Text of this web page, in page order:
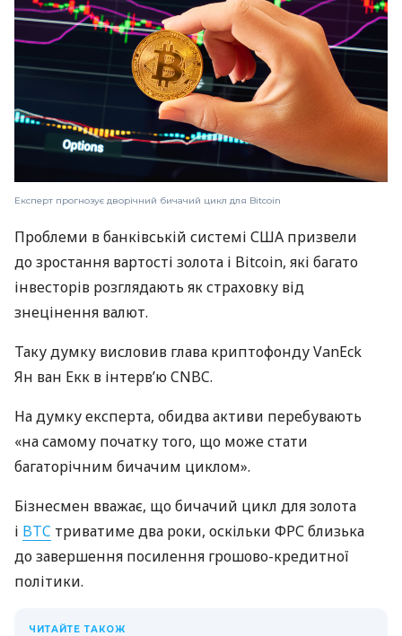
Експерт прогнозує дворічний бичачий цикл для Bitcoin
Проблеми в банківській системі США призвели
до зростання вартості золота і Bitcoin, які багато
інвесторів розглядають як страховку від
знецінення валют.
Таку думку висловив глава криптофонду VanEck
Ян ван Екк в інтерв’ю CNBC.
На думку експерта, обидва активи перебувають
«на самому початку того, що може стати
багаторічним бичачим циклом».
Бізнесмен вважає, що бичачий цикл для золота
і BTC триватиме два роки, оскільки ФРС близька
до завершення посилення грошово-кредитної
політики.
ЧИТАЙТЕ ТАКОЖ